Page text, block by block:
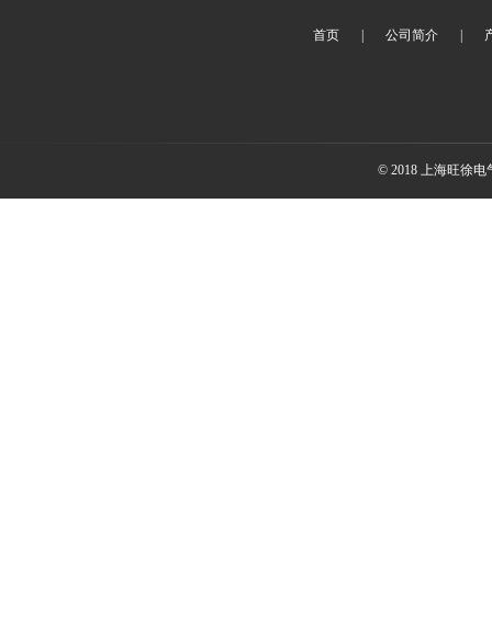
首页 公司简介
© 2018 上海旺徐